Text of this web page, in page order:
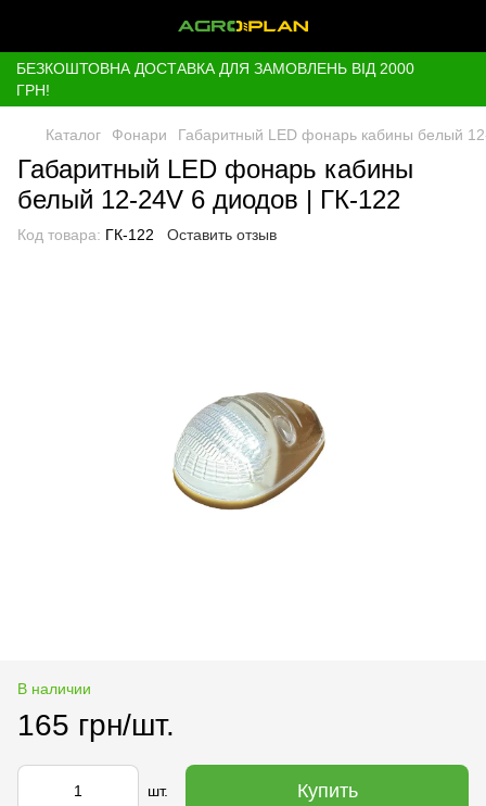
БЕЗКОШТОВНА ДОСТАВКА ДЛЯ ЗАМОВЛЕНЬ ВІД 2000
ГРН!
Каталог Фонари Габаритный LED фонарь кабины белый
Габаритный LED фонарь кабины
белый 12-24V 6 диодов | ГК-122
Код товара: ГК-122 Оставить отзыв
В наличии
165 грн/шт.
шт. Купить